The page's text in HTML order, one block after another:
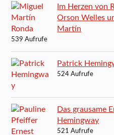
Im Herzen von
Orson Welles
Martín
539 Aufrufe
Patrick
524 Aufrufe
Das grausame
Hemingway
521 Aufrufe